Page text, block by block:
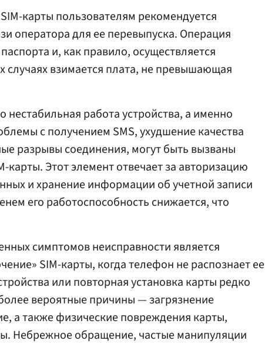
карты пользователям рекомендуется
оператора для ее перевыпуска. Операция
и, как правило, осуществляется
случаях взимается плата, не превышающая
нестабильная работа устройства, а именно
с получением SMS, ухудшение качества
разрывы соединения, могут быть вызваны
карты. Этот элемент отвечает за авторизацию
и хранение информации об учетной записи
его работоспособность снижается, что
симптомов неисправности является
SIM-карты, когда телефон не распознает ее
или повторная установка карты редко
вероятные причины — загрязнение
а также физические повреждения карты,
Небрежное обращение, частые манипуляции